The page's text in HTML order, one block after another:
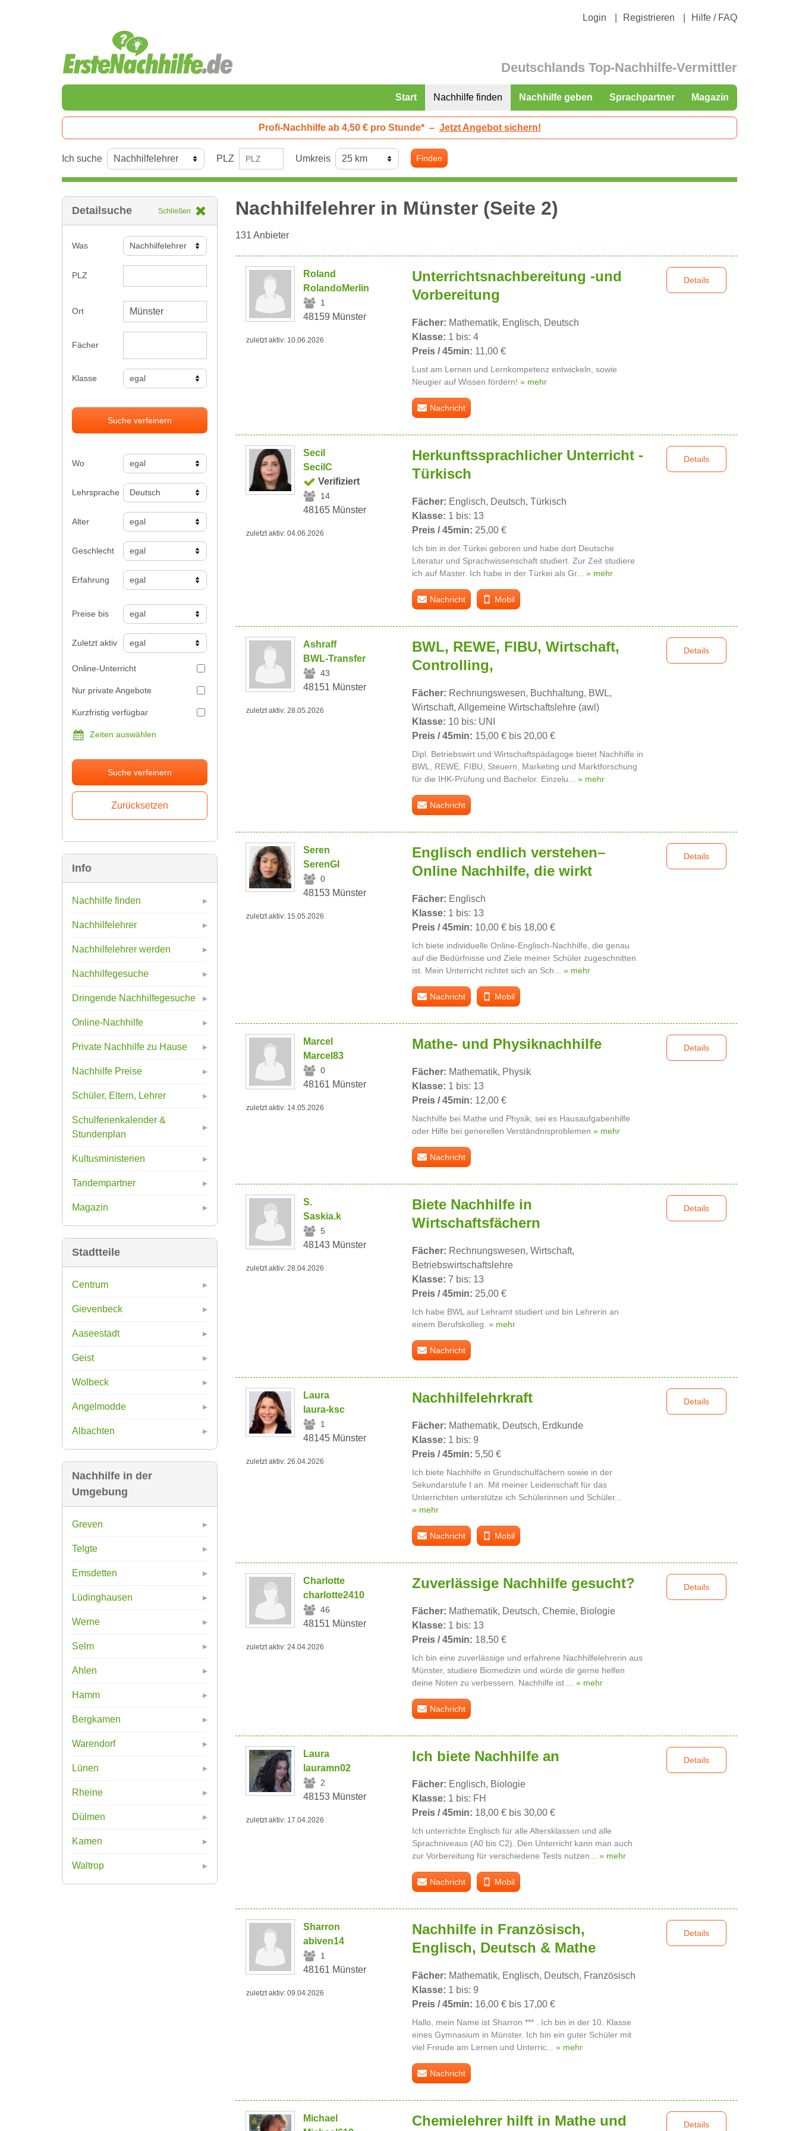
Login Registrieren Hilfe / FAQ
Deutschlands Top-Nachhilfe-Vermittler
Start Nachhilfe finden Nachhilfe geben Sprachpartner Magazin
Profi-Nachhilfe ab 4,50 € pro Stunde* – Jetzt Angebot sichern!
Ich suche PLZ Umkreis Finden
Detailsuche Schließen
Was
PLZ
Ort
Fächer
Klasse
Suche verfeinern
Wo
Lehrsprache
Alter
Geschlecht
Erfahrung
Preise bis
Zuletzt aktiv
Online-Unterricht
Nur private Angebote
Kurzfristig verfügbar
Zeiten auswählen
Suche verfeinern
Info
Nachhilfe finden
Nachhilfelehrer
Nachhilfelehrer werden
Nachhilfegesuche
Dringende Nachhilfegesuche
Online-Nachhilfe
Private Nachhilfe zu Hause
Nachhilfe Preise
Schüler, Eltern, Lehrer
Schulferienkalender &
Stundenplan
Kultusministerien
Tandempartner
Magazin
Stadtteile
Centrum
Gievenbeck
Aaseestadt
Geist
Wolbeck
Angelmodde
Albachten
Nachhilfe in der
Umgebung
Greven
Telgte
Emsdetten
Lüdinghausen
Werne
Selm
Ahlen
Hamm
Bergkamen
Warendorf
Lünen
Rheine
Dülmen
Kamen
Waltrop
Nachhilfelehrer in Münster(Seite 2)
131 Anbieter
Roland
RolandoMerlin
1
48159 Münster
zuletzt aktiv: 10.06.2026
Unterrichtsnachbereitung -und
Vorbereitung
Fächer: Mathematik, Englisch, Deutsch
Klasse: 1 bis: 4
Preis / 45min: 11,00 €
Lust am Lernen und Lernkompetenz entwickeln, sowie
Neugier auf Wissen fördern! » mehr
Details
Nachricht
Secil
SecilC
Verifiziert
14
48165 Münster
zuletzt aktiv: 04.06.2026
Herkunftssprachlicher Unterricht -
Türkisch
Fächer: Englisch, Deutsch, Türkisch
Klasse: 1 bis: 13
Preis / 45min: 25,00 €
Ich bin in der Türkei geboren und habe dort Deutsche
Literatur und Sprachwissenschaft studiert. Zur Zeit studiere
ich auf Master. Ich habe in der Türkei als Gr... » mehr
Details
Nachricht Mobil
Ashraff
BWL-Transfer
43
48151 Münster
zuletzt aktiv: 28.05.2026
BWL, REWE, FIBU, Wirtschaft,
Controlling,
Fächer: Rechnungswesen, Buchhaltung, BWL,
Wirtschaft, Allgemeine Wirtschaftslehre (awl)
Klasse: 10 bis: UNI
Preis / 45min: 15,00 € bis 20,00 €
Dipl. Betriebswirt und Wirtschaftspädagoge bietet Nachhilfe in
BWL, REWE, FIBU, Steuern, Marketing und Marktforschung
für die IHK-Prüfung und Bachelor. Einzelu... » mehr
Details
Nachricht
Seren
SerenGI
0
48153 Münster
zuletzt aktiv: 15.05.2026
Englisch endlich verstehen–
Online Nachhilfe, die wirkt
Fächer: Englisch
Klasse: 1 bis: 13
Preis / 45min: 10,00 € bis 18,00 €
Ich biete individuelle Online-Englisch-Nachhilfe, die genau
auf die Bedürfnisse und Ziele meiner Schüler zugeschnitten
ist. Mein Unterricht richtet sich an Sch... » mehr
Details
Nachricht Mobil
Marcel
Marcel83
0
48161 Münster
zuletzt aktiv: 14.05.2026
Mathe- und Physiknachhilfe
Fächer: Mathematik, Physik
Klasse: 1 bis: 13
Preis / 45min: 12,00 €
Nachhilfe bei Mathe und Physik, sei es Hausaufgabenhilfe
oder Hilfe bei generellen Verständnisproblemen » mehr
Details
Nachricht
S.
Saskia.k
5
48143 Münster
zuletzt aktiv: 28.04.2026
Biete Nachhilfe in
Wirtschaftsfächern
Fächer: Rechnungswesen, Wirtschaft,
Betriebswirtschaftslehre
Klasse: 7 bis: 13
Preis / 45min: 25,00 €
Ich habe BWL auf Lehramt studiert und bin Lehrerin an
einem Berufskolleg. » mehr
Details
Nachricht
Laura
laura-ksc
1
48145 Münster
zuletzt aktiv: 26.04.2026
Nachhilfelehrkraft
Fächer: Mathematik, Deutsch, Erdkunde
Klasse: 1 bis: 9
Preis / 45min: 5,50 €
Ich biete Nachhilfe in Grundschulfächern sowie in der
Sekundarstufe I an. Mit meiner Leidenschaft für das
Unterrichten unterstütze ich Schülerinnen und Schüler...
» mehr
Details
Nachricht Mobil
Charlotte
charlotte2410
46
48151 Münster
zuletzt aktiv: 24.04.2026
Zuverlässige Nachhilfe gesucht?
Fächer: Mathematik, Deutsch, Chemie, Biologie
Klasse: 1 bis: 13
Preis / 45min: 18,50 €
Ich bin eine zuverlässige und erfahrene Nachhilfelehrerin aus
Münster, studiere Biomedizin und würde dir gerne helfen
deine Noten zu verbessern. Nachhilfe ist ... » mehr
Details
Nachricht
Laura
lauramn02
2
48153 Münster
zuletzt aktiv: 17.04.2026
Ich biete Nachhilfe an
Fächer: Englisch, Biologie
Klasse: 1 bis: FH
Preis / 45min: 18,00 € bis 30,00 €
Ich unterrichte Englisch für alle Altersklassen und alle
Sprachniveaus (A0 bis C2). Den Unterricht kann man auch
zur Vorbereitung für verschiedene Tests nutzen... » mehr
Details
Nachricht Mobil
Sharron
abiven14
1
48161 Münster
zuletzt aktiv: 09.04.2026
Nachhilfe in Französisch,
Englisch, Deutsch & Mathe
Fächer: Mathematik, Englisch, Deutsch, Französisch
Klasse: 1 bis: 9
Preis / 45min: 16,00 € bis 17,00 €
Hallo, mein Name ist Sharron *** . Ich bin in der 10. Klasse
eines Gymnasium in Münster. Ich bin ein guter Schüler mit
viel Freude am Lernen und Unterric... » mehr
Details
Nachricht
Michael
Chemielehrer hilft in Mathe und
Details